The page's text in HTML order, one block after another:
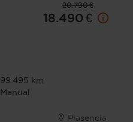
20.790 €
18.490 €
99.495 km
Manual
Plasencia